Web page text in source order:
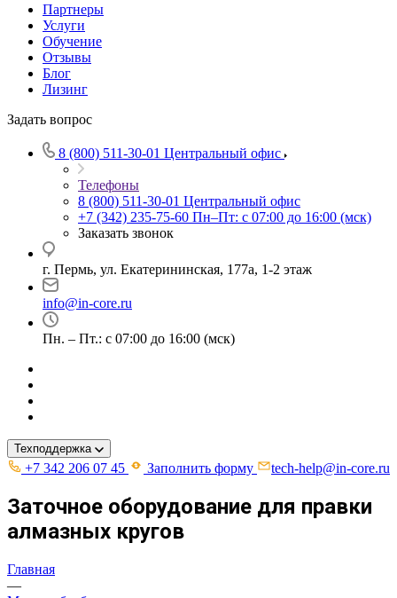
Партнеры
Услуги
Обучение
Отзывы
Блог
Лизинг
Задать вопрос
8 (800) 511-30-01 Центральный офис
Телефоны
8 (800) 511-30-01 Центральный офис
+7 (342) 235-75-60 Пн–Пт: с 07:00 до 16:00 (мск)
Заказать звонок
г. Пермь, ул. ​Екатерининская, 177а, ​1-2 этаж
info@in-core.ru
Пн. – Пт.: с 07:00 до 16:00 (мск)
Техподдержка
+7 342 206 07 45 Заполнить форму tech-help@in-core.ru
Заточное оборудование для правки
алмазных кругов
Главная
—